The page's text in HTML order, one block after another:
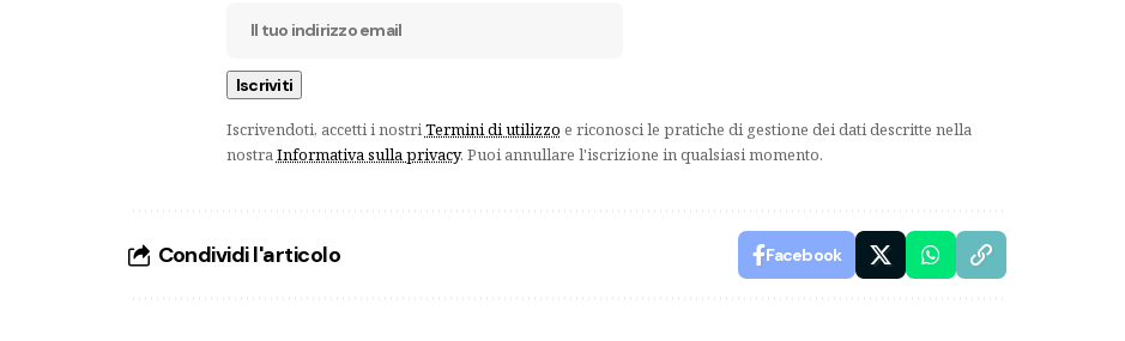
Iscrivendoti, accetti i nostriTermini di utilizzo e riconosci le pratiche di gestione dei dati descritte nella
nostraInformativa sulla privacy. Puoi annullare l'iscrizione in qualsiasi momento.
Condividi l'articolo Facebook